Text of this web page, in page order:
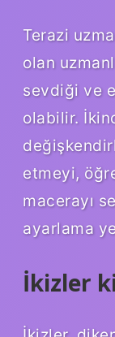
Terazi
olan
sevdiği ve
olabilir.
etmeyi,
macerayı
ayarlama
İkizler